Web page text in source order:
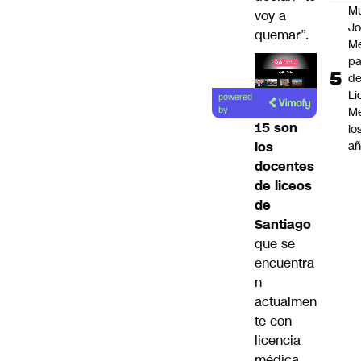
voy a
quemar”.
Lea el
artículo
powered
by
15 son
los
docentes
de liceos
de
Santiago
que se
encuentra
n
actualmen
te con
licencia
de